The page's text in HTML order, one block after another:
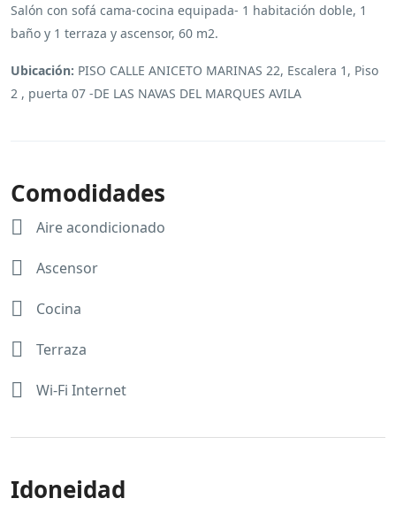
Salón con sofá cama-cocina equipada- 1 habitación doble, 1
baño y 1 terraza y ascensor, 60 m2.
Ubicación: PISO CALLE ANICETO MARINAS 22, Escalera 1, Piso
2 , puerta 07 -DE LAS NAVAS DEL MARQUES AVILA
Comodidades
Aire acondicionado
Ascensor
Cocina
Terraza
Wi-Fi Internet
Idoneidad